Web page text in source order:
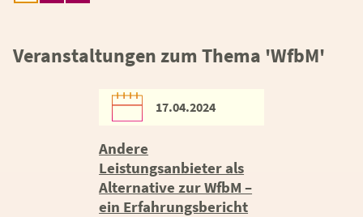
Veranstaltungen zum Thema 'WfbM'
17.04.2024
Andere
Leistungsanbieter als
Alternative zur WfbM –
ein Erfahrungsbericht